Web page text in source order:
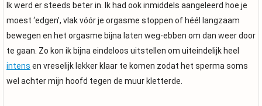
Ik werd er steeds beter in. Ik had ook inmiddels aangeleerd hoe je
moest ‘edgen’, vlak vóór je orgasme stoppen of héél langzaam
bewegen en het orgasme bijna laten weg-ebben om dan weer door
te gaan. Zo kon ik bijna eindeloos uitstellen om uiteindelijk heel
intens en vreselijk lekker klaar te komen zodat het sperma soms
wel achter mijn hoofd tegen de muur kletterde.